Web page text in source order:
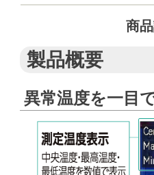
商
製品概要
異常温度を一目